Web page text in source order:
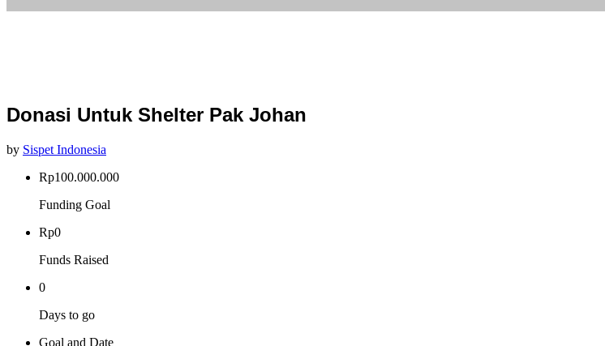
Donasi Untuk Shelter Pak Johan
by Sispet Indonesia
Rp100.000.000
Funding Goal
Rp0
Funds Raised
0
Days to go
Goal and Date